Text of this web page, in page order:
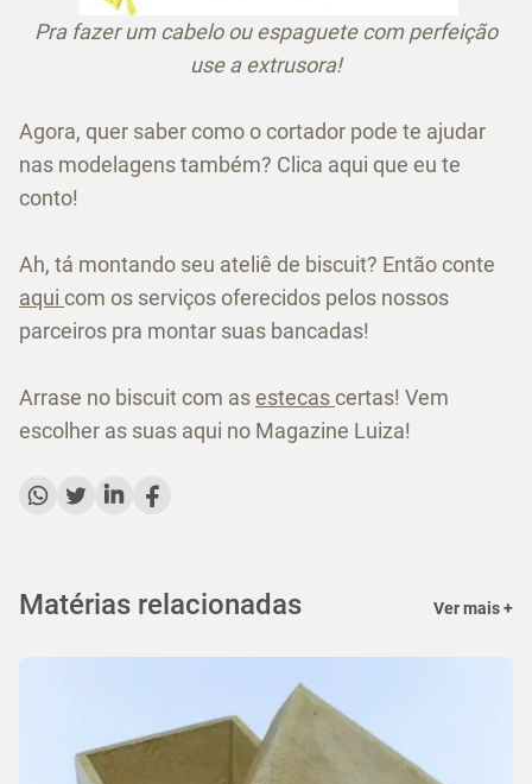
Pra fazer um cabelo ou espaguete com perfeição
use a extrusora!
Agora, quer saber como o cortador pode te ajudar
nas modelagens também? Clica aqui que eu te
conto!
Ah, tá montando seu ateliê de biscuit? Então conte
aqui com os serviços oferecidos pelos nossos
parceiros pra montar suas bancadas!
Arrase no biscuit com asestecascertas! Vem
escolher as suas aqui no Magazine Luiza!
Matérias relacionadas Ver mais +